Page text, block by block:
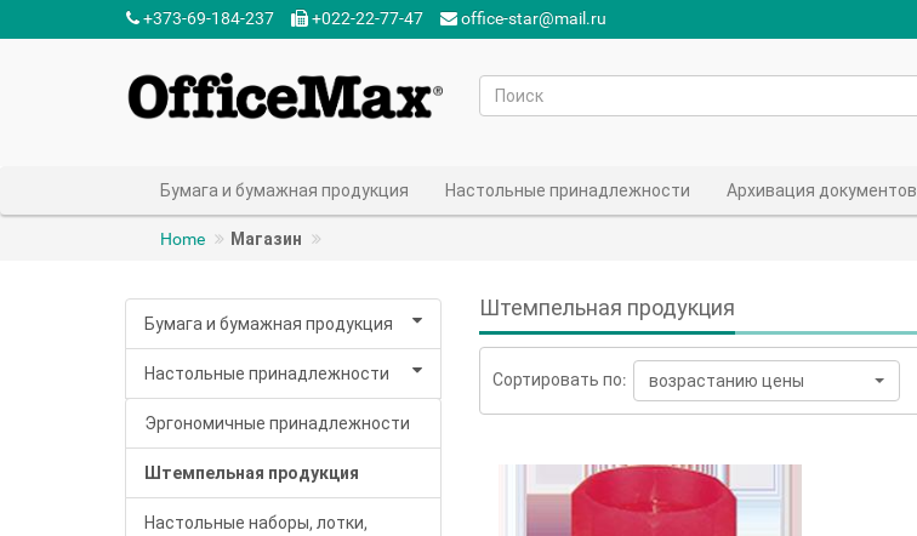
+373-69-184-237‬ +022-22-77-47‬ office-star@mail.ru
Бумага и бумажная продукция Настольные принадлежности Архивация документов
Home Магазин
Бумага и бумажная продукция
Настольные принадлежности
Эргономичные принадлежности
Штемпельная продукция
Настольные наборы, лотки,
Штемпельная продукция
Сортировать по: возрастанию цены